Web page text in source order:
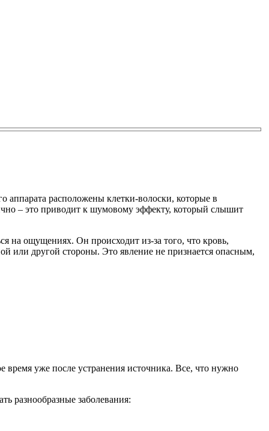
аппарата расположены клетки-волоски, которые в
– это приводит к шумовому эффекту, который слышит
на ощущениях. Он происходит из-за того, что кровь,
или другой стороны. Это явление не признается опасным,
время уже после устранения источника. Все, что нужно
разнообразные заболевания: